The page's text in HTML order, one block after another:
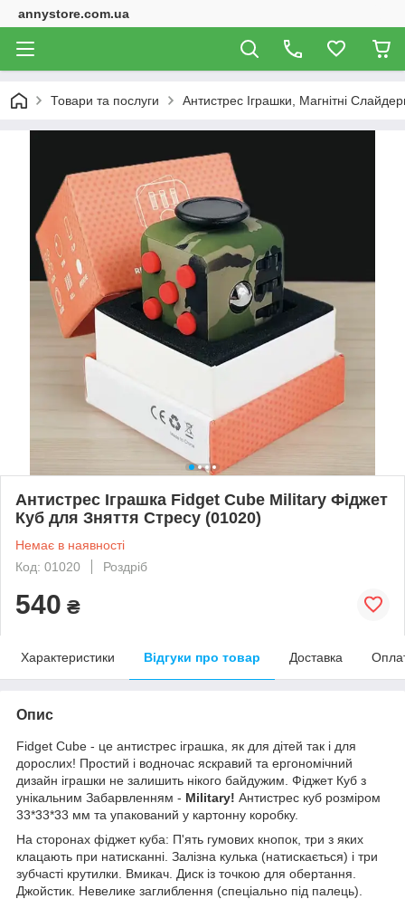
annystore.com.ua
Товари та послуги Антистрес Іграшки, Магнітні
Антистрес Іграшка Fidget Cube Military Фіджет
Куб для Зняття Стресу (01020)
Немає в наявності
Код: 01020
Роздріб
540 ₴
Характеристики Відгуки про товар Доставка
Опис
Fidget Cube - це антистрес іграшка, як для дітей так і для
дорослих! Простий і водночас яскравий та ергономічний
дизайн іграшки не залишить нікого байдужим. Фіджет Куб з
унікальним Забарвленням - Military! Антистрес куб розміром
33*33*33 мм та упакований у картонну коробку.
На сторонах фіджет куба: П'ять гумових кнопок, три з яких
клацають при натисканні. Залізна кулька (натискається) і три
зубчасті крутилки. Вмикач. Диск із точкою для обертання.
Джойстик. Невелике заглиблення (спеціально під палець).